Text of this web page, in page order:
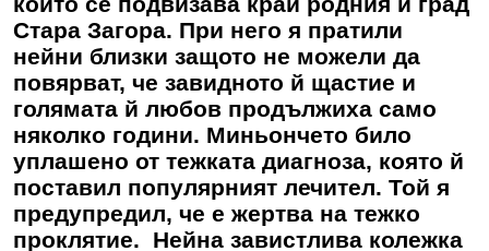
Стара Загора. При него я пратили
нейни близки защото не можели да
повярват, че завидното й щастие и
голямата й любов продължиха само
няколко години. Миньончето било
уплашено от тежката диагноза, която й
поставил популярният лечител. Той я
предупредил, че е жертва на тежко
проклятие. Нейна завистлива колежка